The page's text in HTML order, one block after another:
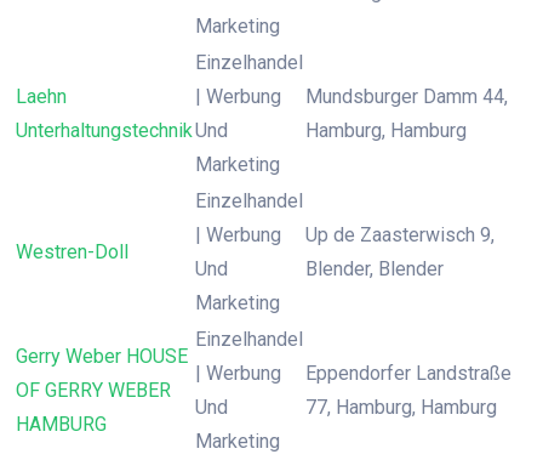
Marketing
Laehn
Unterhaltungstechnik
Einzelhandel
| Werbung
Und
Marketing
Mundsburger Damm 44,
Hamburg, Hamburg
Westren-Doll
Einzelhandel
| Werbung
Und
Marketing
Up de Zaasterwisch 9,
Blender, Blender
Gerry Weber HOUSE
OF GERRY WEBER
HAMBURG
Einzelhandel
| Werbung
Und
Marketing
Eppendorfer Landstraße
77, Hamburg, Hamburg